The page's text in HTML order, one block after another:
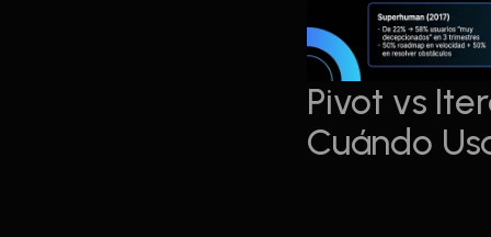
Pivot vs
Cuándo